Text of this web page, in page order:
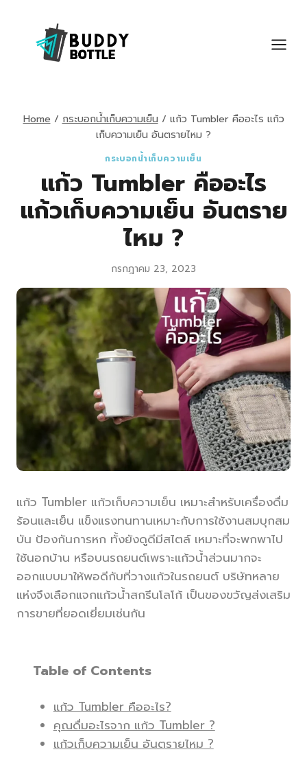
content
Home / กระบอกน้ำเก็บความเย็น / แก้ว Tumbler คืออะไร แก้ว
เก็บความเย็น อันตรายไหม ?
กระบอกน้ำเก็บความเย็น
แก้ว Tumbler คืออะไร
แก้วเก็บความเย็น อันตราย
ไหม ?
กรกฎาคม 23, 2023
แก้ว Tumbler แก้วเก็บความเย็น เหมาะสำหรับเครื่องดื่ม
ร้อนและเย็น แข็งแรงทนทานเหมาะกับการใช้งานสมบุกสม
บัน ป้องกันการหก ทั้งยังดูดีมีสไตล์ เหมาะที่จะพกพาไป
ใช้นอกบ้าน หรือบนรถยนต์เพราะแก้วน้ำส่วนมากจะ
ออกแบบมาให้พอดีกับที่วางแก้วในรถยนต์ บริษัทหลาย
แห่งจึงเลือกแจกแก้วน้ำสกรีนโลโก้ เป็นของขวัญส่งเสริม
การขายที่ยอดเยี่ยมเช่นกัน
Table of Contents
แก้ว Tumbler คืออะไร?
คุณดื่มอะไรจาก แก้ว Tumbler ?
แก้วเก็บความเย็น อันตรายไหม ?